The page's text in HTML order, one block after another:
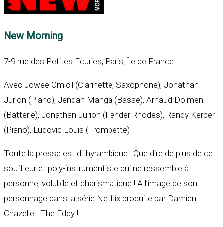
New Morning
7-9 rue des Petites Ecuries, Paris, Île de France
Avec Jowee Omicil (Clarinette, Saxophone), Jonathan
Jurion (Piano), Jendah Manga (Basse), Arnaud Dolmen
(Batterie), Jonathan Jurion (Fender Rhodes), Randy Kerber
(Piano), Ludovic Louis (Trompette)
Toute la presse est dithyrambique…Que dire de plus de ce
souffleur et poly-instrumentiste qui ne ressemble à
personne, volubile et charismatique ! A l’image de son
personnage dans la série Netflix produite par Damien
Chazelle : The Eddy !